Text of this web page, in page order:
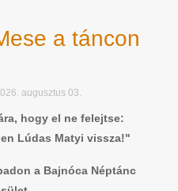
a táncon
augusztus 03.
hogy el ne felejtse:
Lúdas Matyi vissza!"
a Bajnóca Néptánc